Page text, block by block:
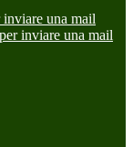
una mail
inviare una mail